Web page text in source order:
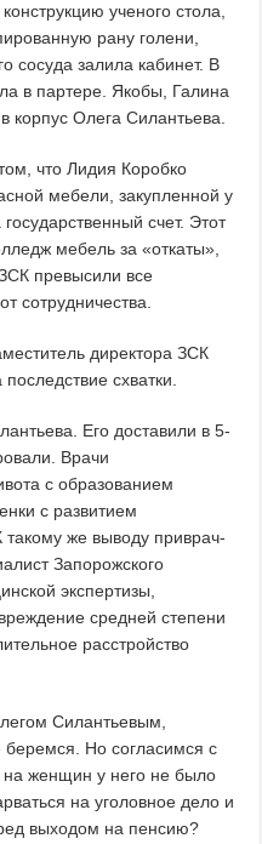
ученого стола,
рану голени,
сосуда залила кабинет. В
в партере. Якобы, Галина
корпус Олега Силантьева.
что Лидия Коробко
мебели, закупленной у
счет. Этот
мебель за «откаты»,
превысили все
сотрудничества.
директора ЗСК
схватки.
Его доставили в 5-
Врачи
с образованием
с развитием
такому же выводу приврач-
Запорожского
экспертизы,
средней степени
расстройство
Силантьевым,
беремся. Но согласимся с
на женщин у него не было
на уголовное дело и
выходом на пенсию?